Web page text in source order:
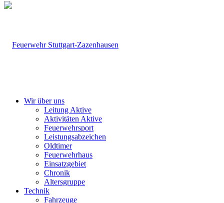
Wir über uns
Leitung Aktive
Aktivitäten Aktive
Feuerwehrsport
Leistungsabzeichen
Oldtimer
Feuerwehrhaus
Einsatzgebiet
Chronik
Altersgruppe
Technik
Fahrzeuge